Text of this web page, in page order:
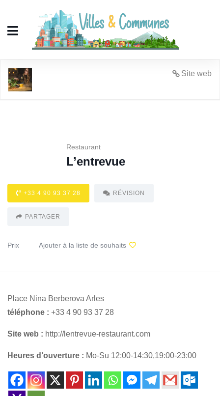
Site web
Restaurant
L’entrevue
+33 4 90 93 37 28 RÉVISION
PARTAGER
Prix Ajouter à la liste de souhaits
Place Nina Berberova Arles
téléphone : +33 4 90 93 37 28
Site web : http://lentrevue-restaurant.com
Heures d’ouverture : Mo-Su 12:00-14:30,19:00-23:00